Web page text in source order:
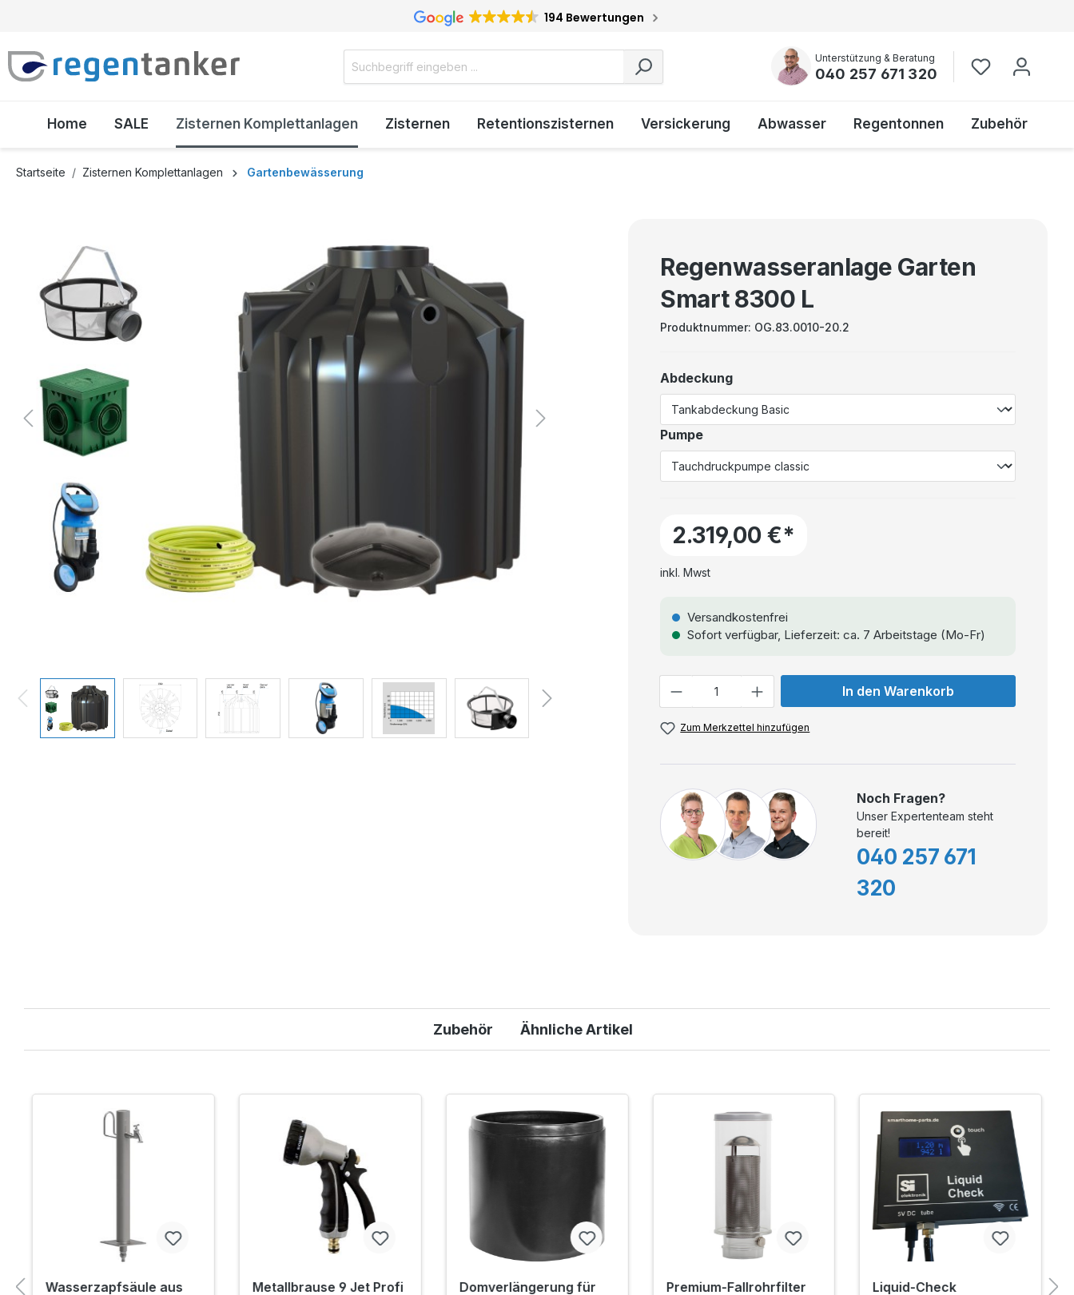
194 Bewertungen
Unterstützung & Beratung
040 257 671 320
Home SALE Zisternen Komplettanlagen Zisternen Retentionszisternen Versickerung Abwasser Regentonnen Zubehör
Startseite Zisternen Komplettanlagen Gartenbewässerung
Regenwasseranlage Garten
Smart 8300 L
Produktnummer: OG.83.0010-20.2
Abdeckung
Pumpe
2.319,00 €*
inkl. Mwst
Versandkostenfrei
Sofort verfügbar, Lieferzeit: ca. 7 Arbeitstage (Mo-Fr)
In den Warenkorb
Zum Merkzettel hinzufügen
Noch Fragen?
Unser Expertenteam steht
bereit!
040 257 671
320
Zubehör Ähnliche Artikel
Wasserzapfsäule aus
Metallbrause 9 Jet Profi
Domverlängerung für
Premium-Fallrohrfilter
Liquid-Check